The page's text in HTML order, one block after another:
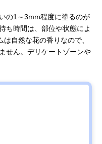
の1～3mm程度に塗るのが
ち時間は、部位や状態によ
自然な花の香りなので、
せん。デリケートゾーンや